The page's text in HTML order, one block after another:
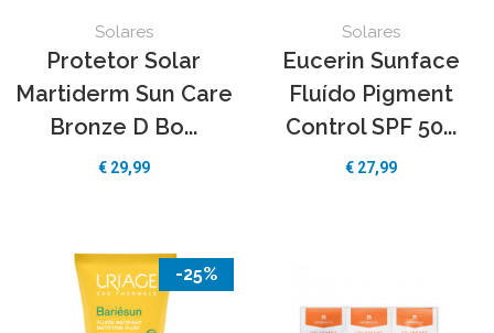
Solares
Protetor Solar
Martiderm Sun Care
Bronze D Bo...
€ 29,99
Solares
Eucerin Sunface
Fluído Pigment
Control SPF 50...
€ 27,99
-25%